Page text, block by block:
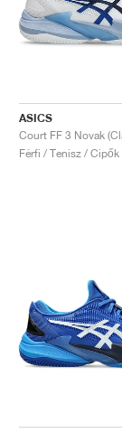
ASICS
Férfi / Tenisz / Cipők